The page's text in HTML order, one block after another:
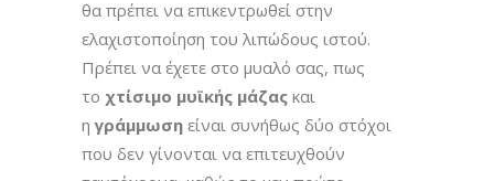
θα πρέπει να επικεντρωθεί στην
ελαχιστοποίηση του λιπώδους ιστού.
Πρέπει να έχετε στο μυαλό σας, πως
το χτίσιμο μυϊκής μάζας και
ηγράμμωση είναι συνήθως δύο στόχοι
που δεν γίνονται να επιτευχθούν